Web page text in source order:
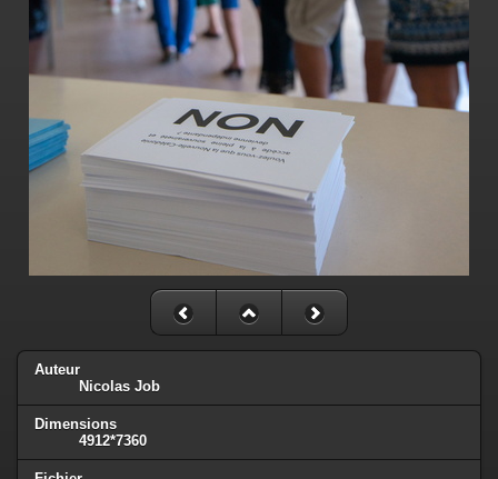
Auteur
Nicolas Job
Dimensions
4912*7360